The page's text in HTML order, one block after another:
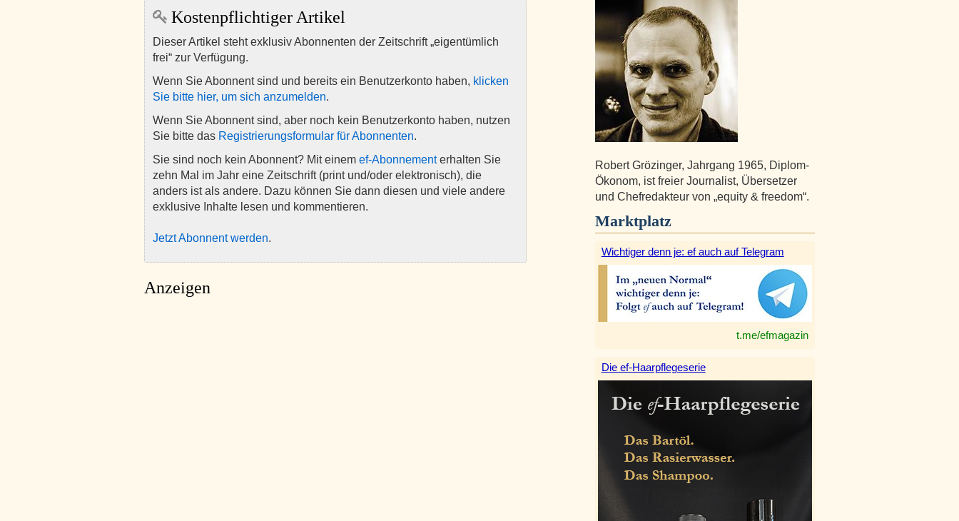
Kostenpflichtiger Artikel
Dieser Artikel steht exklusiv Abonnenten der Zeitschrift „eigentümlich
frei“ zur Verfügung.
Wenn Sie Abonnent sind und bereits ein Benutzerkonto haben, klicken
Sie bitte hier, um sich anzumelden.
Wenn Sie Abonnent sind, aber noch kein Benutzerkonto haben, nutzen
Sie bitte das Registrierungsformular für Abonnenten.
Sie sind noch kein Abonnent? Mit einem ef-Abonnementerhalten Sie
zehn Mal im Jahr eine Zeitschrift (print und/oder elektronisch), die
anders ist als andere. Dazu können Sie dann diesen und viele andere
exklusive Inhalte lesen und kommentieren.
Jetzt Abonnent werden.
Anzeigen
Robert Grözinger, Jahrgang 1965, Diplom-
Ökonom, ist freier Journalist, Übersetzer
und Chefredakteur von „equity & freedom“.
Marktplatz
Wichtiger denn je: ef auch auf Telegram
t.me/efmagazin
Die ef-Haarpflegeserie